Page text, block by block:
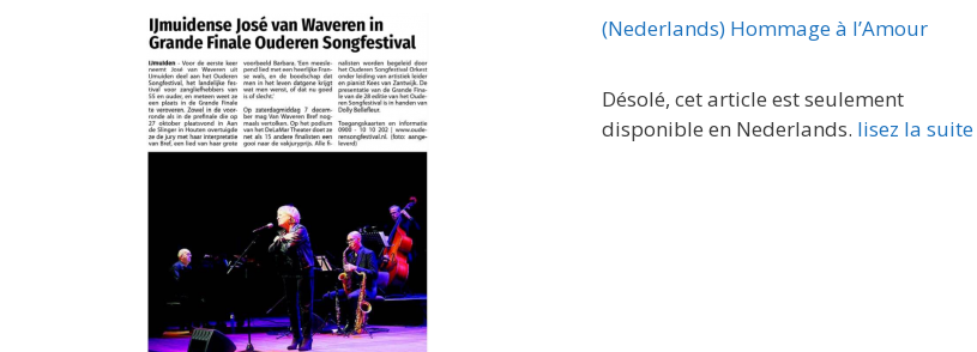
(Nederlands) Hommage à l’Amour
Désolé, cet article est seulement
disponible en Nederlands. lisez la suite